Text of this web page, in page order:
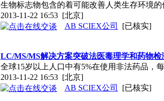
生物标志物包含的着可能改善人类生存环境
2013-11-22 16:53 [北京]
AB SCIEX公司
[已核实]
LC/MS/MS解决方案突破法医毒理学和药物检
全球15岁以上人口中有5%在使用非法药品，
2013-11-22 16:53 [北京]
AB SCIEX公司
[已核实]